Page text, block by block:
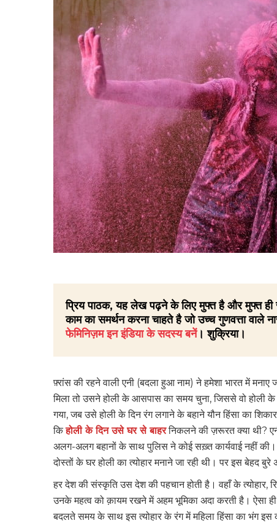
प्रिय पाठक, यह लेख पढ़ने के लिए मुफ्त है और मुफ्त
काम का समर्थन करना चाहते है जो उच्च गुणवत्ता वाले
फेमिनिज़म इन इंडिया के सदस्य बनें। शुक्रिया।
फ़्रांस की रहने वाली एनी (बदला हुआ नाम) ने हमेशा भारत में
मिला तो उसने होली के आसपास का समय चुना, जिससे वो
गया, जब उसे होली के दिन रंग लगाने के बहाने यौन हिंसा का
किहोली के दिन उसे घर से बाहरनिकलने की ज़रूरत क्या थी?
अलग-अलग बहानों के साथ पुलिस ने कोई सख़्त कार्यवाई नहीं
दोस्तों के घर होली का त्योहार मनाने जा रही थी। पर इस बेहद
हर देश की संस्कृति उस देश की पहचान होती है। वहाँ के
उनके महत्व को क़ायम रखने में अहम भूमिका अदा करती है। ऐसा ही
बदलते समय के साथ इस त्योहार के रंग में महिला हिंसा का भंग